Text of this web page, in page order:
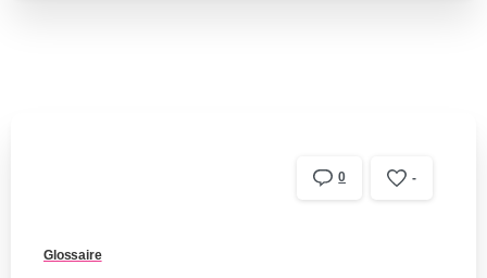
0 -
Glossaire